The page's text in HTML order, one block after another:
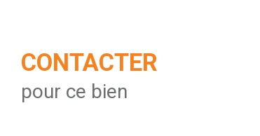
CONTACTER
pour ce bien